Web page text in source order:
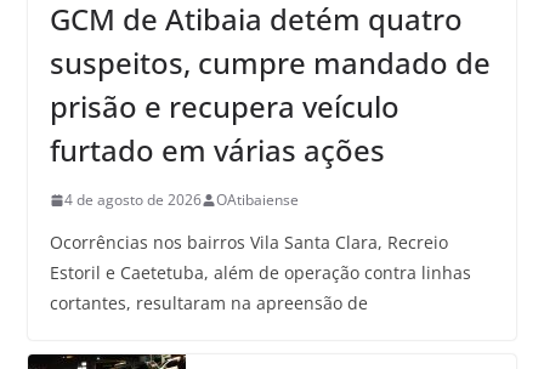
GCM de Atibaia detém quatro
suspeitos, cumpre mandado de
prisão e recupera veículo
furtado em várias ações
4 de agosto de 2026 OAtibaiense
Ocorrências nos bairros Vila Santa Clara, Recreio
Estoril e Caetetuba, além de operação contra linhas
cortantes, resultaram na apreensão de